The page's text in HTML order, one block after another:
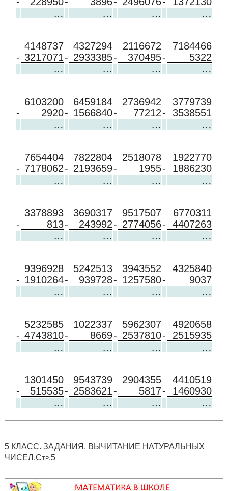
…
… … …
4148737 4327294 2116672
7184466
- 3217071- 2933385- 370495-
5322
…
… … …
6103200 6459184 2736942
3779739
-
2920- 1566840- 77212-
3538551
…
… … …
7654404 7822804 2518078
1922770
- 7178062- 2193659- 1955-
1886230
…
… … …
3378893 3690317 9517507
6770311
-
813- 243992- 2774056-
4407263
…
… … …
9396928 5242513 3943552
4325840
- 1910264- 939728- 1257580-
9037
…
… … …
5232585 1022337 5962307
4920658
- 4743810- 8669- 2537810-
2515935
…
… … …
1301450 9543739 2904355
4410519
-
515535- 2583621- 5817-
1460930
…
… … …
5 КЛАСС. ЗАДАНИЯ. ВЫЧИТАНИЕ НАТУРАЛЬНЫХ
ЧИСЕЛ.Стр.5